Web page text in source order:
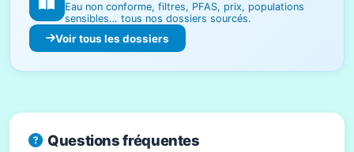
Eau non conforme, filtres, PFAS, prix, populations
sensibles… tous nos dossiers sourcés.
Voir tous les dossiers
Questions fréquentes